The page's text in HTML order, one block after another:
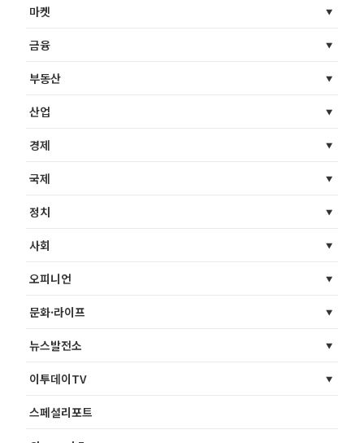
마켓
금융
부동산
산업
경제
국제
정치
사회
오피니언
문화·라이프
뉴스발전소
이투데이TV
스페셜리포트